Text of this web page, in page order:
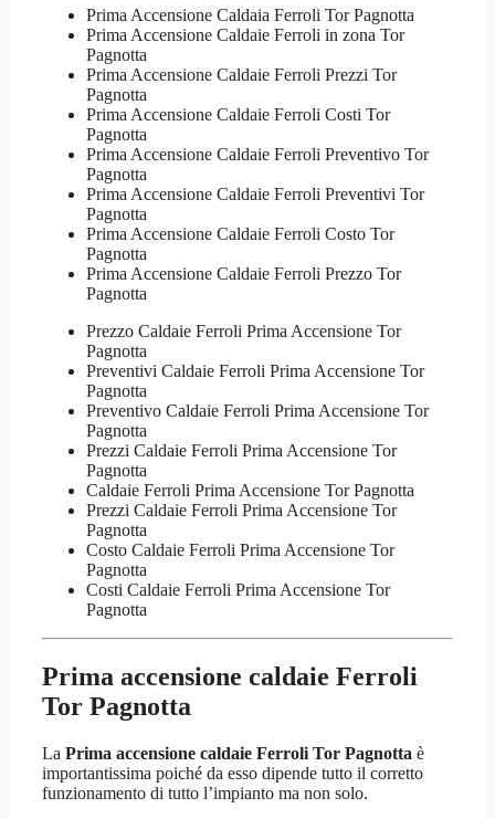
Prima Accensione Caldaia Ferroli Tor Pagnotta
Prima Accensione Caldaie Ferroli in zona Tor
Pagnotta
Prima Accensione Caldaie Ferroli Prezzi Tor
Pagnotta
Prima Accensione Caldaie Ferroli Costi Tor
Pagnotta
Prima Accensione Caldaie Ferroli Preventivo Tor
Pagnotta
Prima Accensione Caldaie Ferroli Preventivi Tor
Pagnotta
Prima Accensione Caldaie Ferroli Costo Tor
Pagnotta
Prima Accensione Caldaie Ferroli Prezzo Tor
Pagnotta
Prezzo Caldaie Ferroli Prima Accensione Tor
Pagnotta
Preventivi Caldaie Ferroli Prima Accensione Tor
Pagnotta
Preventivo Caldaie Ferroli Prima Accensione Tor
Pagnotta
Prezzi Caldaie Ferroli Prima Accensione Tor
Pagnotta
Caldaie Ferroli Prima Accensione Tor Pagnotta
Prezzi Caldaie Ferroli Prima Accensione Tor
Pagnotta
Costo Caldaie Ferroli Prima Accensione Tor
Pagnotta
Costi Caldaie Ferroli Prima Accensione Tor
Pagnotta
Prima accensione caldaie Ferroli
Tor Pagnotta
La Prima accensione caldaie Ferroli Tor Pagnotta è
importantissima poiché da esso dipende tutto il corretto
funzionamento di tutto l’impianto ma non solo.